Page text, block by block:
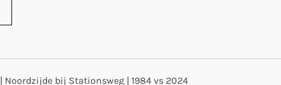
| Noordzijde bij Stationsweg | 1984 vs 2024